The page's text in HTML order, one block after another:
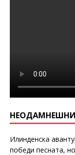
Илинденска
победи песната,